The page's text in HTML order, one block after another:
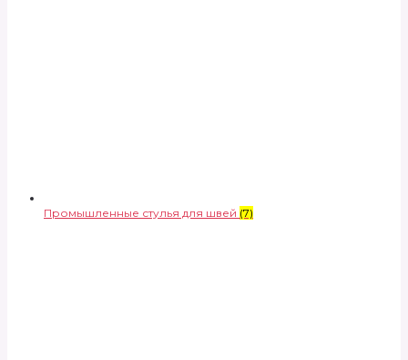
Промышленные стулья для швей (7)